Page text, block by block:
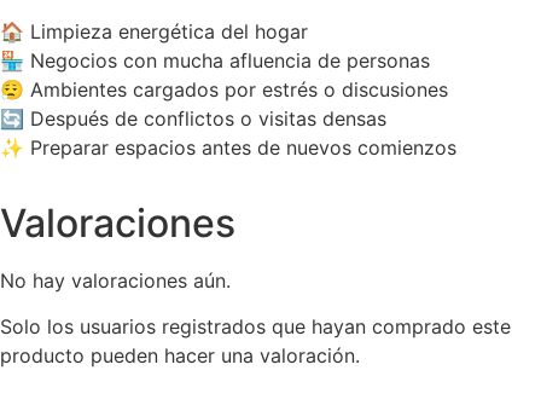
🏠 Limpieza energética del hogar
🏪 Negocios con mucha afluencia de personas
😮‍💨 Ambientes cargados por estrés o discusiones
🔄 Después de conflictos o visitas densas
✨ Preparar espacios antes de nuevos comienzos
Valoraciones
No hay valoraciones aún.
Solo los usuarios registrados que hayan comprado este
producto pueden hacer una valoración.